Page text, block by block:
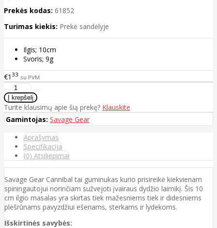
Prekės kodas: 61852
Turimas kiekis: Prekė sandėlyje
Ilgis; 10cm
Svoris; 9g
€1 33 su PVM
Turite klausimų apie šią prekę? Klauskite
Gamintojas: Savage Gear
Aprašymas
Specifikacija
(0) Atsiliepimai
Savage Gear Cannibal tai guminukas kurio prisireikė kiekvienam
spiningautojui norinčiam sužvejoti įvairaus dydžio laimikį. Šis 10
cm ilgio masalas yra skirtas tiek mažesniems tiek ir didesniems
plėšrūnams pavyzdžiui ešeriams, sterkams ir lydekoms.
Išskirtinės savybės: